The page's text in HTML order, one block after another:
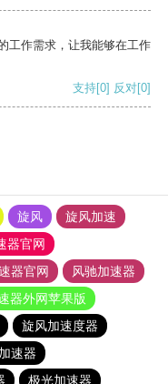
工作需求，让我能够在工作
支持[0] 反对[0]
旋风
旋风加速
器官网
器官网
风驰加速器
器外网苹果版
旋风加速度器
速器
极光加速器